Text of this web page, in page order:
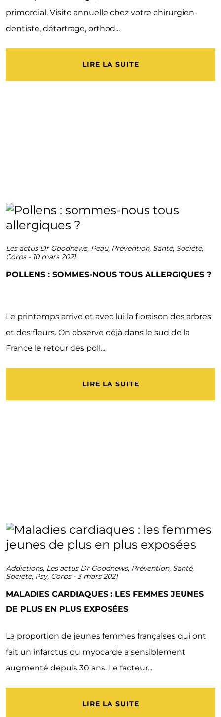
primordial. Visite annuelle chez votre chirurgien-
dentiste, détartrage, orthod...
LIRE LA SUITE
Les actus Dr Goodnews, Peau, Prévention, Santé, Société,
Corps- 10 mars 2021
POLLENS : SOMMES-NOUS TOUS ALLERGIQUES ?
Le printemps arrive et avec lui la floraison des arbres
et des fleurs. On observe déjà dans le sud de la
France le retour des poll...
LIRE LA SUITE
Addictions, Les actus Dr Goodnews, Prévention, Santé,
Société, Psy, Corps-3 mars 2021
MALADIES CARDIAQUES : LES FEMMES JEUNES
DE PLUS EN PLUS EXPOSÉES
La proportion de jeunes femmes françaises qui ont
fait un infarctus du myocarde a sensiblement
augmenté depuis 30 ans. Le facteur...
LIRE LA SUITE